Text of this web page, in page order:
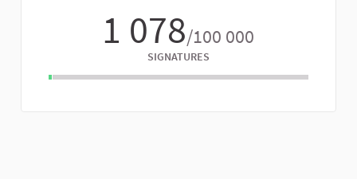
1 078/100 000
SIGNATURES